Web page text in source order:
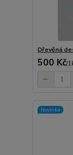
Dřevěná
500 Kč/
Novinka